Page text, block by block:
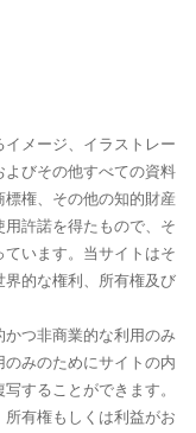
メージ、イラストレー
びその他すべての資料
標権、その他の知的財産
許諾を得たもので、そ
います。当サイトはそ
的な権利、所有権及び
つ非商業的な利用のみ
みのためにサイトの内
することができます。
有権もしくは利益がお